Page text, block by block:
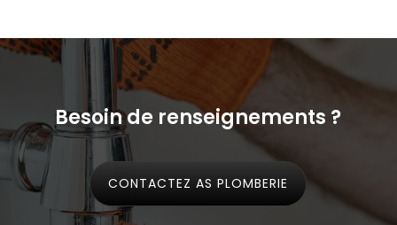
Besoin de renseignements ?
CONTACTEZ AS PLOMBERIE